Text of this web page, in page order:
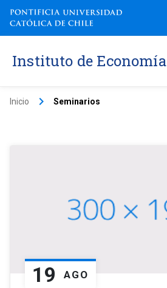
Instituto de Economía
Inicio keyboard_arrow_right Seminarios
19 AGO